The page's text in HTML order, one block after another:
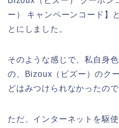
ー） キャンペーンコード】
とにしました。
そのような感じで、私自身
の、Bizoux（ビズー）のク
どはみつけられなかったので
ただ、インターネットを駆